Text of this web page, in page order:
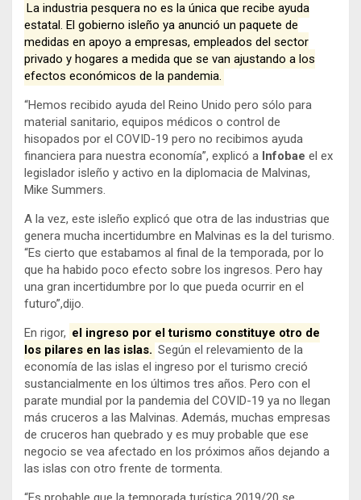
La industria pesquera no es la única que recibe ayuda
estatal. El gobierno isleño ya anunció un paquete de
medidas en apoyo a empresas, empleados del sector
privado y hogares a medida que se van ajustando a los
efectos económicos de la pandemia.
“Hemos recibido ayuda del Reino Unido pero sólo para
material sanitario, equipos médicos o control de
hisopados por el COVID-19 pero no recibimos ayuda
financiera para nuestra economía”, explicó a Infobae el ex
legislador isleño y activo en la diplomacia de Malvinas,
Mike Summers.
A la vez, este isleño explicó que otra de las industrias que
genera mucha incertidumbre en Malvinas es la del turismo.
“Es cierto que estabamos al final de la temporada, por lo
que ha habido poco efecto sobre los ingresos. Pero hay
una gran incertidumbre por lo que pueda ocurrir en el
futuro”,dijo.
En rigor, el ingreso por el turismo constituye otro de
los pilares en las islas. Según el relevamiento de la
economía de las islas el ingreso por el turismo creció
sustancialmente en los últimos tres años. Pero con el
parate mundial por la pandemia del COVID-19 ya no llegan
más cruceros a las Malvinas. Además, muchas empresas
de cruceros han quebrado y es muy probable que ese
negocio se vea afectado en los próximos años dejando a
las islas con otro frente de tormenta.